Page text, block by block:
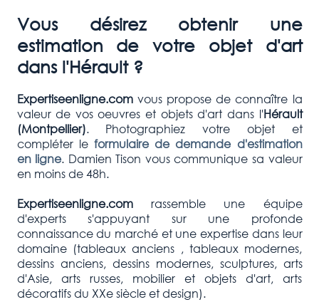
Vous désirez obtenir une
estimation de votre objet d'art
dans l'Hérault ?
Expertiseenligne.comvous propose de connaître la
valeur de vos oeuvres et objets d'art dans l'Hérault
(Montpellier). Photographiez votre objet et
compléter le formulaire de demande d'estimation
en ligne. Damien Tison vous communique sa valeur
en moins de 48h.
Expertiseenligne.comrassemble une équipe
d'experts s'appuyant sur une profonde
connaissance du marché et une expertise dans leur
domaine (tableaux anciens , tableaux modernes,
dessins anciens, dessins modernes, sculptures, arts
d'Asie, arts russes, mobilier et objets d'art, arts
décoratifs du XXe siècle et design).